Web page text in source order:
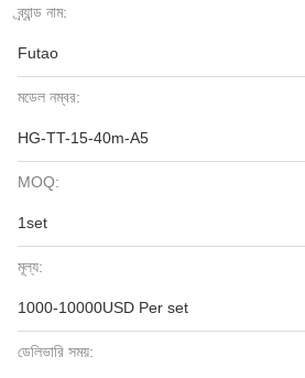
ব্র্যান্ড নাম:
Futao
মডেল নম্বর:
HG-TT-15-40m-A5
MOQ:
1set
মূল্য:
1000-10000USD Per set
ডেলিভারি সময়: